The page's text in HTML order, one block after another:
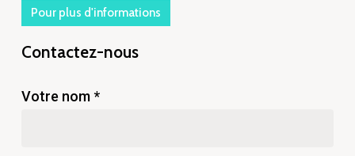
Pour plus d'informations
Contactez-nous
Votre nom *